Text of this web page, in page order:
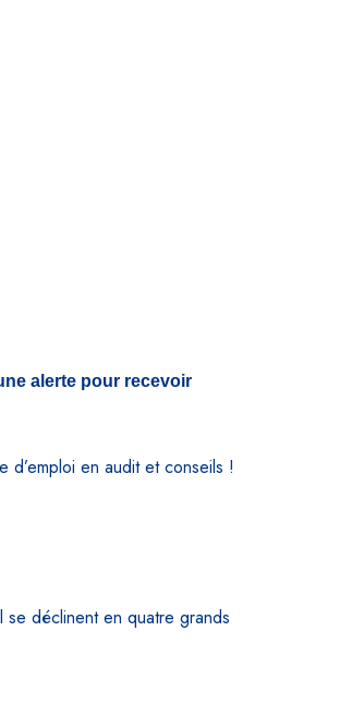
alerte pour recevoir
en audit et conseils !
se déclinent en quatre grands